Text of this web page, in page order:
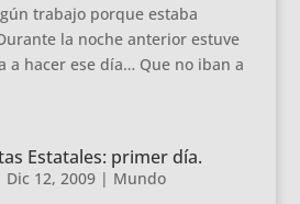
trabajo porque estaba
la noche anterior estuve
a hacer ese día… Que no iban a
Estatales: primer día.
Dic 12, 2009| Mundo